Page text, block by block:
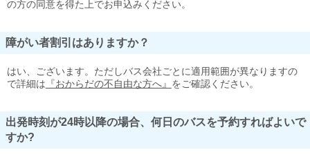
の方の同意を得た上でお申込みください。
障がい者割引はありますか？
はい、ございます。ただしバス会社ごとに適用範囲が異なりますの
で詳細は 『おからだの不自由な方へ』 をご確認ください。
出発時刻が24時以降の場合、何日のバスを予約すればよいで
すか?